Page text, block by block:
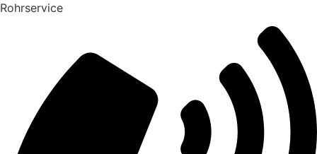
Rohrservice